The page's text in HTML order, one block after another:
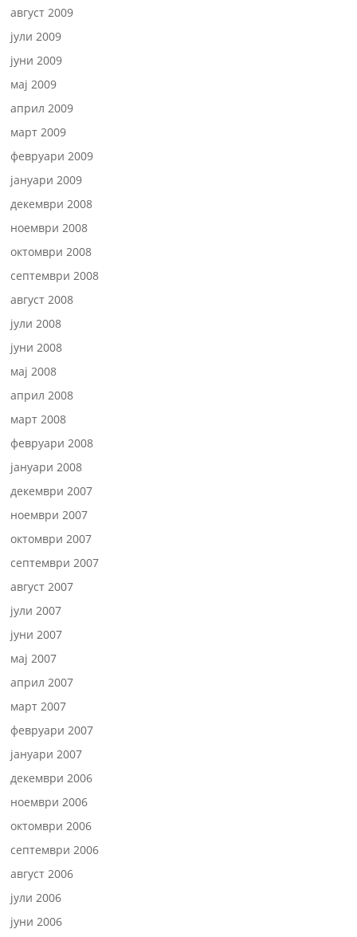
август 2009
јули 2009
јуни 2009
мај 2009
април 2009
март 2009
февруари 2009
јануари 2009
декември 2008
ноември 2008
октомври 2008
септември 2008
август 2008
јули 2008
јуни 2008
мај 2008
април 2008
март 2008
февруари 2008
јануари 2008
декември 2007
ноември 2007
октомври 2007
септември 2007
август 2007
јули 2007
јуни 2007
мај 2007
април 2007
март 2007
февруари 2007
јануари 2007
декември 2006
ноември 2006
октомври 2006
септември 2006
август 2006
јули 2006
јуни 2006